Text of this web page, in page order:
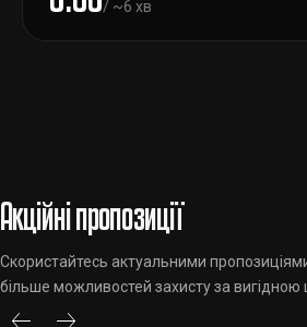
/ ~6 хв
Акційні пропозиції
Скористайтесь актуальними
більше можливостей захисту за вигідною